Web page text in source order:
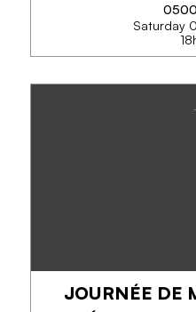
SEE
Saturday
Un film de Jessica
JOURNÉE DE